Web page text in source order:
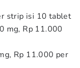
strip isi 10 tablet
mg, Rp 11.000
Rp 11.000 per